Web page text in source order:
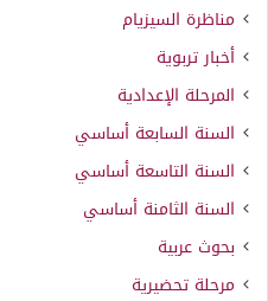
مناظرة السيزيام
أخبار تربوية
المرحلة الإعدادية
السنة السابعة أساسي
السنة التاسعة أساسي
السنة الثامنة أساسي
بحوث عربية
مرحلة تحضيرية